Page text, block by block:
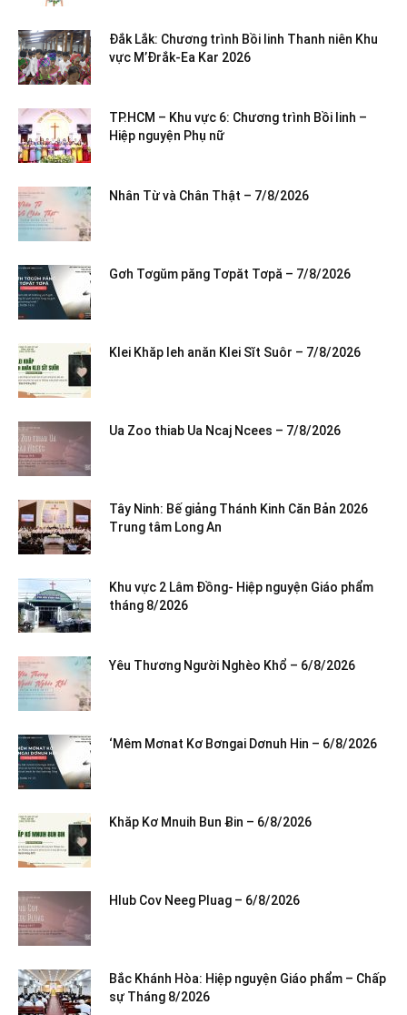
Đắk Lắk: Chương trình Bồi linh Thanh niên Khu
vực M’Đrắk-Ea Kar 2026
TP.HCM – Khu vực 6: Chương trình Bồi linh –
Hiệp nguyện Phụ nữ
Nhân Từ và Chân Thật – 7/8/2026
Gơh Tơgŭm păng Tơpăt Tơpă – 7/8/2026
Klei Khăp leh anăn Klei Sĭt Suôr – 7/8/2026
Ua Zoo thiab Ua Ncaj Ncees – 7/8/2026
Tây Ninh: Bế giảng Thánh Kinh Căn Bản 2026
Trung tâm Long An
Khu vực 2 Lâm Đồng- Hiệp nguyện Giáo phẩm
tháng 8/2026
Yêu Thương Người Nghèo Khổ – 6/8/2026
‘Mêm Mơnat Kơ Bơngai Dơnuh Hin – 6/8/2026
Khăp Kơ Mnuih Bun Ƀin – 6/8/2026
Hlub Cov Neeg Pluag – 6/8/2026
Bắc Khánh Hòa: Hiệp nguyện Giáo phẩm – Chấp
sự Tháng 8/2026